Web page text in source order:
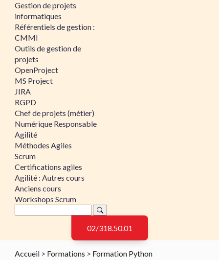
Gestion de projets
informatiques
Référentiels de gestion :
CMMI
Outils de gestion de
projets
OpenProject
MS Project
JIRA
RGPD
Chef de projets (métier)
Numérique Responsable
Agilité
Méthodes Agiles
Scrum
Certifications agiles
Agilité : Autres cours
Anciens cours
Workshops Scrum
02/318.50.01
Accueil > Formations > Formation Python